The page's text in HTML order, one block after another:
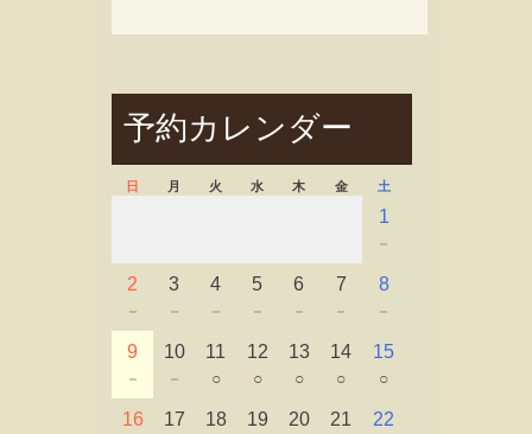
予約カレンダー
日 月 火 水 木 金 土
1
－
2
－
3
－
4
－
5
－
6
－
7
－
8
－
9
－
10
－
11
○
12
○
13
○
14
○
15
○
16 17 18 19 20 21 22